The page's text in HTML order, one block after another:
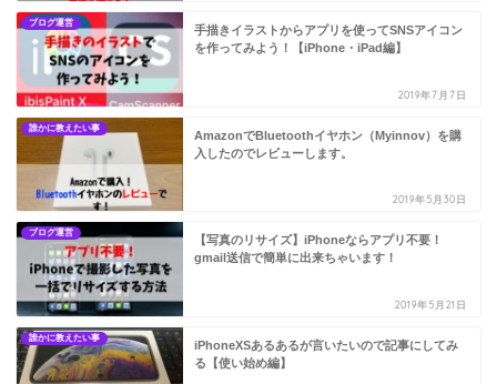
ブログ運営
手描きイラストからアプリを使ってSNSアイコン
を作ってみよう！【iPhone・iPad編】
2019年7月7日
誰かに教えたい事
AmazonでBluetoothイヤホン（Myinnov）を購
入したのでレビューします。
2019年5月30日
ブログ運営
【写真のリサイズ】iPhoneならアプリ不要！
gmail送信で簡単に出来ちゃいます！
2019年5月21日
誰かに教えたい事
iPhoneXSあるあるが言いたいので記事にしてみ
る【使い始め編】